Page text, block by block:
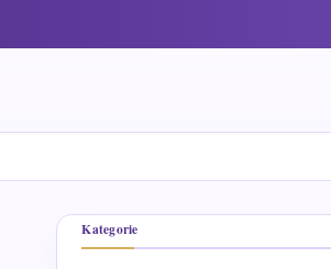
Kategorie